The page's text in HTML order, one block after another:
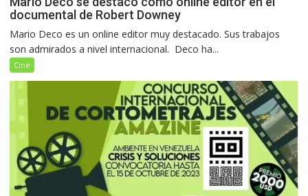
documental de Robert Downey
Mario Deco es un online editor muy destacado. Sus trabajos
son admirados a nivel internacional. Deco ha...
Cine